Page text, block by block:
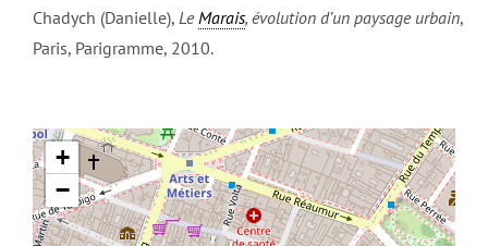
Chadych (Danielle), LeMarais, évolution d’un paysage urbain,
Paris, Parigramme, 2010.
+
−